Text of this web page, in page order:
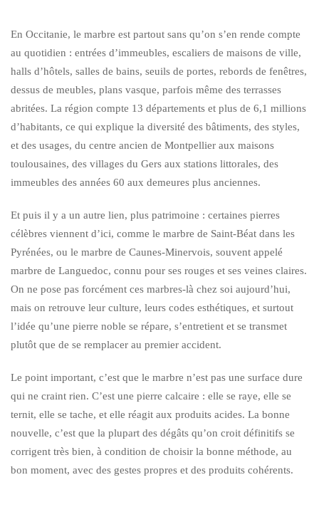
En Occitanie, le marbre est partout sans qu’on s’en rende compte
au quotidien : entrées d’immeubles, escaliers de maisons de ville,
halls d’hôtels, salles de bains, seuils de portes, rebords de fenêtres,
dessus de meubles, plans vasque, parfois même des terrasses
abritées. La région compte 13 départements et plus de 6,1 millions
d’habitants, ce qui explique la diversité des bâtiments, des styles,
et des usages, du centre ancien de Montpellier aux maisons
toulousaines, des villages du Gers aux stations littorales, des
immeubles des années 60 aux demeures plus anciennes.
Et puis il y a un autre lien, plus patrimoine : certaines pierres
célèbres viennent d’ici, comme le marbre de Saint-Béat dans les
Pyrénées, ou le marbre de Caunes-Minervois, souvent appelé
marbre de Languedoc, connu pour ses rouges et ses veines claires.
On ne pose pas forcément ces marbres-là chez soi aujourd’hui,
mais on retrouve leur culture, leurs codes esthétiques, et surtout
l’idée qu’une pierre noble se répare, s’entretient et se transmet
plutôt que de se remplacer au premier accident.
Le point important, c’est que le marbre n’est pas une surface dure
qui ne craint rien. C’est une pierre calcaire : elle se raye, elle se
ternit, elle se tache, et elle réagit aux produits acides. La bonne
nouvelle, c’est que la plupart des dégâts qu’on croit définitifs se
corrigent très bien, à condition de choisir la bonne méthode, au
bon moment, avec des gestes propres et des produits cohérents.